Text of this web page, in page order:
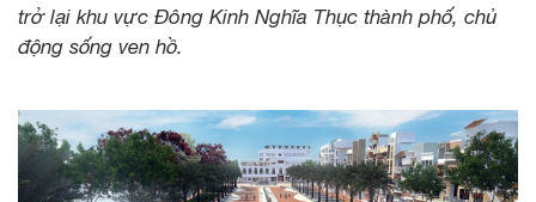
trở lại khu vực Đông Kinh Nghĩa Thục thành phố, chủ
động sống ven hồ.